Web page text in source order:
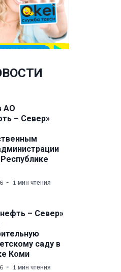
АО
– Север»
1 мин чтения
– Север»
саду в
Коми
1 мин чтения